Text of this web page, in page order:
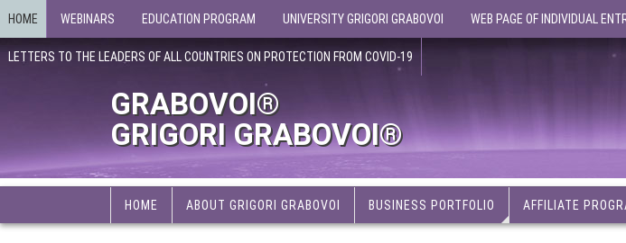
HOME WEBINARS EDUCATION PROGRAM UNIVERSITY GRIGORI GRABOVOI WEB PAGE OF INDIVIDUAL
LETTERS TO THE LEADERS OF ALL COUNTRIES ON PROTECTION FROM COVID-19
GRABOVOI®
GRIGORI GRABOVOI®
HOME ABOUT GRIGORI GRABOVOI BUSINESS PORTFOLIO AFFILIATE